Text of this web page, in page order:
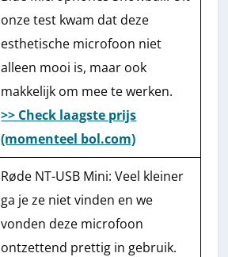
onze test kwam dat deze
esthetische microfoon niet
alleen mooi is, maar ook
makkelijk om mee te werken.
>> Check laagste prijs
(momenteel bol.com)
Røde NT-USB Mini: Veel kleiner
ga je ze niet vinden en we
vonden deze microfoon
ontzettend prettig in gebruik.